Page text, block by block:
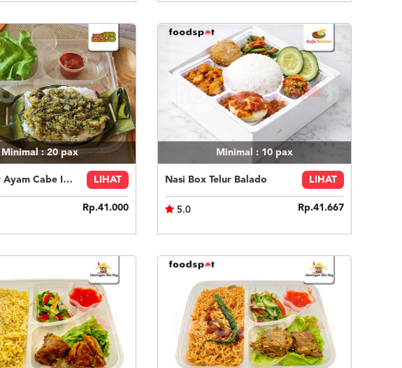
Minimal : 20pax
Nasi Bakar Ayam Cabe Ijo + Telor Balado LIHAT
Rp.41.000
Minimal : 10 pax
Nasi Box Telur Balado LIHAT
5.0 Rp.41.667